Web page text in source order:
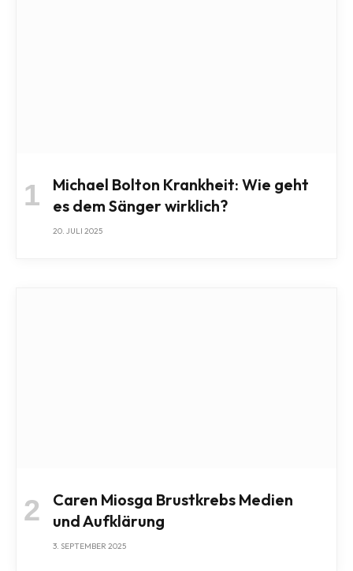
Michael Bolton Krankheit: Wie geht
es dem Sänger wirklich?
20. JULI 2025
Caren Miosga Brustkrebs Medien
und Aufklärung
3. SEPTEMBER 2025